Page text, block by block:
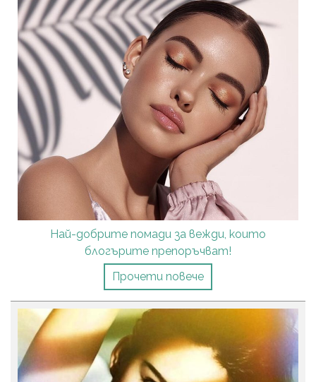
Най-добрите помади за вежди, които
блогърите препоръчват!
Прочети повече